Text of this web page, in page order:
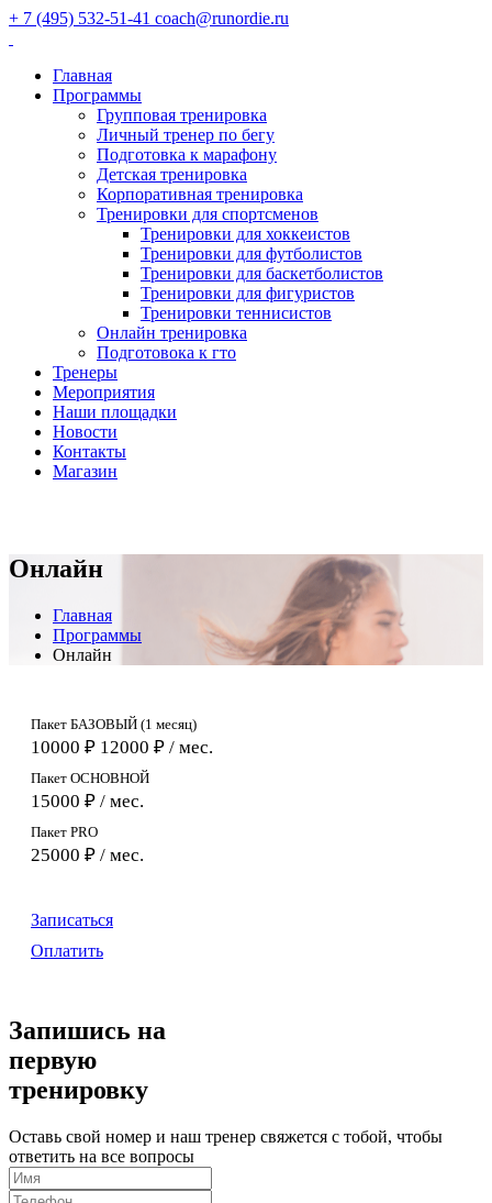
+ 7 (495) 532-51-41 coach@runordie.ru
Главная
Программы
Групповая тренировка
Личный тренер по бегу
Подготовка к марафону
Детская тренировка
Корпоративная тренировка
Тренировки для спортсменов
Тренировки для хоккеистов
Тренировки для футболистов
Тренировки для баскетболистов
Тренировки для фигуристов
Тренировки теннисистов
Онлайн тренировка
Подготовока к гто
Тренеры
Мероприятия
Наши площадки
Новости
Контакты
Магазин
Онлайн
Главная
Программы
Онлайн
Пакет БАЗОВЫЙ (1 месяц)
10000 ₽ 12000 ₽ / мес.
Пакет ОСНОВНОЙ
15000 ₽ / мес.
Пакет PRO
25000 ₽ / мес.
Записаться
Оплатить
Запишись на
первую
тренировку
Оставь свой номер и наш тренер свяжется с тобой, чтобы
ответить на все вопросы